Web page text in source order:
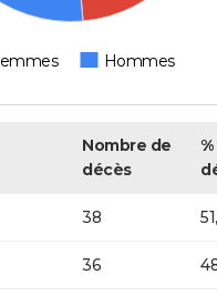
Hommes
Nombre de
décès
38
36